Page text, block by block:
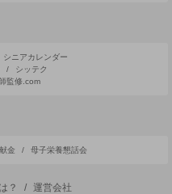
シニアカレンダー
/
シッテク
監修.com
金 / 母子栄養懇話会
？ /
運営会社